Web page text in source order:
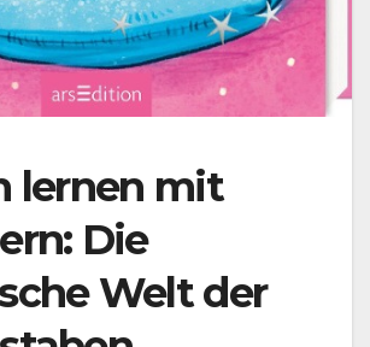
lernen mit
Die
Welt der